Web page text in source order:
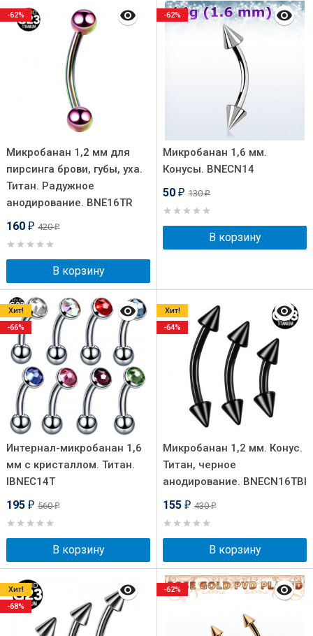
Микробанан 1,2 мм для
пирсинга брови, губы, уха.
Титан. Радужное
анодирование. BNE16TR
160 ₽ 420₽
В корзину
-62%
Микробанан 1,6 мм.
Конусы. BNECN14
50 ₽ 130₽
В корзину
-62%
Интернал-микробанан 1,6
мм с кристаллом. Титан.
IBNEC14T
195 ₽ 560₽
В корзину
Хит!
-66%
Микробанан 1,2 мм. Конус.
Титан, черное
анодирование. BNECN16TBl
155 ₽ 430₽
В корзину
Хит!
-64%
Хит!
-68%
-62%